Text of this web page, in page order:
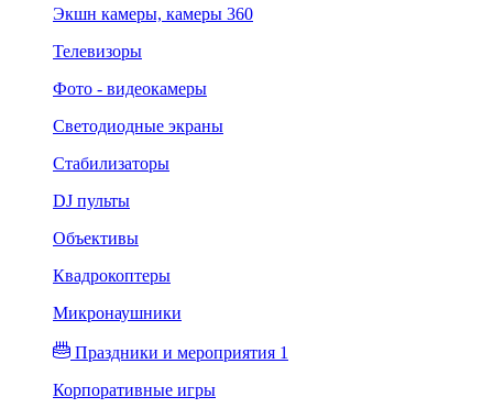
Экшн камеры, камеры 360
Телевизоры
Фото - видеокамеры
Светодиодные экраны
Стабилизаторы
DJ пульты
Объективы
Квадрокоптеры
Микронаушники
Праздники и мероприятия 1
Корпоративные игры